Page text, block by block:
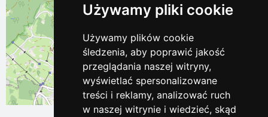
Używamy pliki cookie
Używamy plików cookie
śledzenia, aby poprawić jakość
przeglądania naszej witryny,
wyświetlać spersonalizowane
treści i reklamy, analizować ruch
w naszej witrynie i wiedzieć, skąd
Leaflet| ©OpenStreetMapcontributors